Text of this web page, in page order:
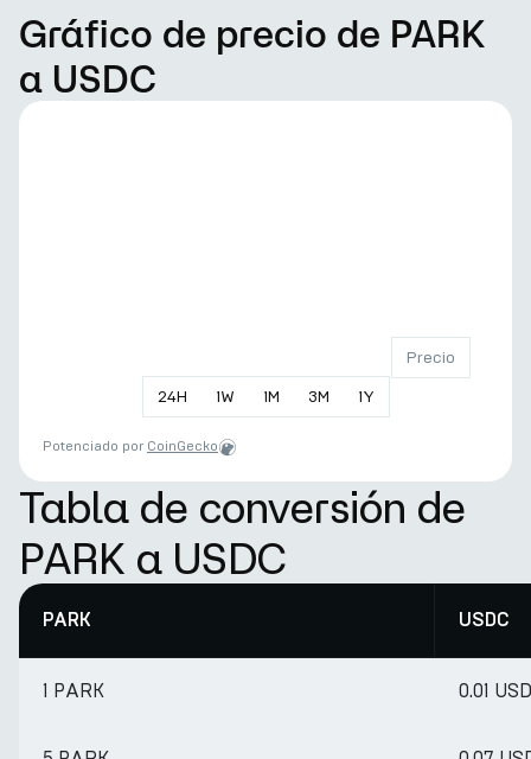
Gráfico de precio de PARK
a USDC
24H 1W 1M 3M 1Y
Precio
Potenciado por CoinGecko
Tabla de conversión de
PARK a USDC
PARK USDC
1 PARK 0.01